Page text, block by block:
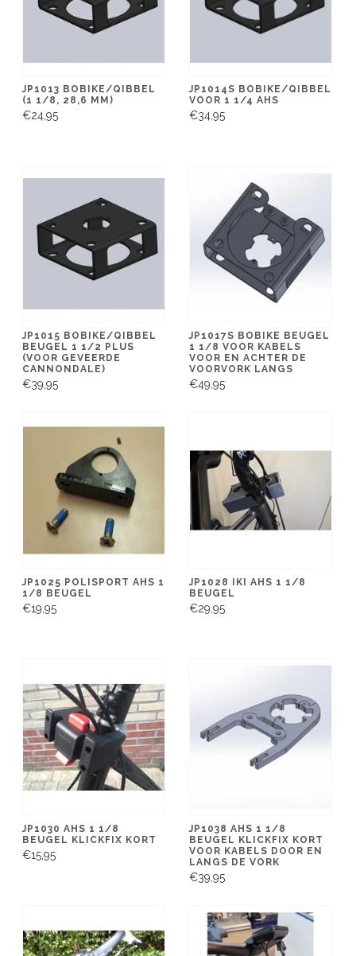
JP1013 BOBIKE/QIBBEL
(1 1/8, 28,6 MM)
€24,95
JP1014S BOBIKE/QIBBEL
VOOR 1 1/4 AHS
€34,95
JP1015 BOBIKE/QIBBEL
BEUGEL 1 1/2 PLUS
(VOOR GEVEERDE
CANNONDALE)
€39,95
JP1017S BOBIKE BEUGEL
1 1/8 VOOR KABELS
VOOR EN ACHTER DE
VOORVORK LANGS
€49,95
JP1025 POLISPORT AHS 1
1/8 BEUGEL
€19,95
JP1028 IKI AHS 1 1/8
BEUGEL
€29,95
JP1030 AHS 1 1/8
BEUGEL KLICKFIX KORT
€15,95
JP1038 AHS 1 1/8
BEUGEL KLICKFIX KORT
VOOR KABELS DOOR EN
LANGS DE VORK
€39,95